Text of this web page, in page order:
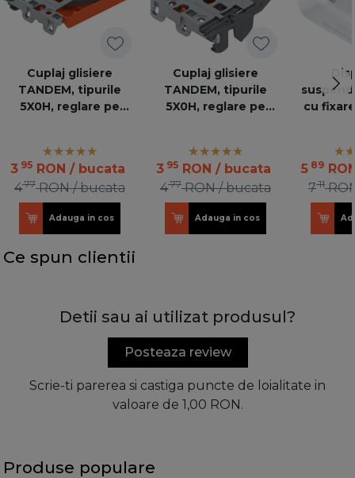
Cuplaj glisiere
TANDEM, tipurile
5X0H, reglare pe
100 OR
3 95 RON / bucata
477 RON / bucata
Adauga in cos
Cuplaj glisiere
TANDEM, tipurile
5X0H, reglare pe
100 OR
3 95 RON / bucata
477 RON / bucata
Adauga in cos
cu
5 89
711
Ce spun clientii
Detii sau ai utilizat produsul?
Posteaza review
Scrie-ti parerea si castiga puncte de loialitate in
valoare de 1,00 RON.
Produse populare